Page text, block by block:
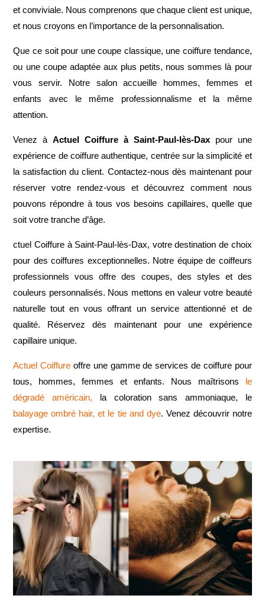
et conviviale. Nous comprenons que chaque client est unique,
et nous croyons en l’importance de la personnalisation.
Que ce soit pour une coupe classique, une coiffure tendance,
ou une coupe adaptée aux plus petits, nous sommes là pour
vous servir. Notre salon accueille hommes, femmes et
enfants avec le même professionnalisme et la même
attention.
Venez àActuel Coiffure à Saint-Paul-lès-Daxpour une
expérience de coiffure authentique, centrée sur la simplicité et
la satisfaction du client. Contactez-nous dès maintenant pour
réserver votre rendez-vous et découvrez comment nous
pouvons répondre à tous vos besoins capillaires, quelle que
soit votre tranche d’âge.
ctuel Coiffure à Saint-Paul-lès-Dax, votre destination de choix
pour des coiffures exceptionnelles. Notre équipe de coiffeurs
professionnels vous offre des coupes, des styles et des
couleurs personnalisés. Nous mettons en valeur votre beauté
naturelle tout en vous offrant un service attentionné et de
qualité. Réservez dès maintenant pour une expérience
capillaire unique.
Actuel Coiffure offre une gamme de services de coiffure pour
tous, hommes, femmes et enfants. Nous maîtrisons le
dégradé américain, la coloration sans ammoniaque, le
balayage ombré hair, et le tie and dye. Venez découvrir notre
expertise.